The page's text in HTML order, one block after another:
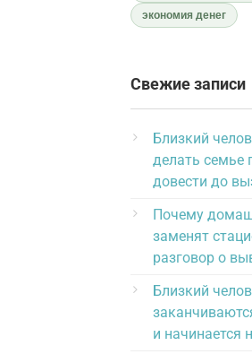
экономия денег
Свежие записи
Близкий
делать семье
довести до
Почему
заменят
разговор о
Близкий
и начинается